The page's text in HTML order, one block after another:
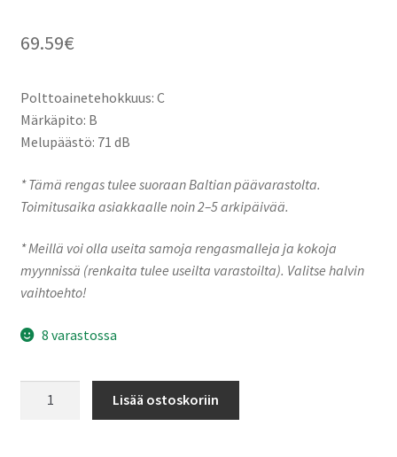
69.59€
Polttoainetehokkuus: C
Märkäpito: B
Melupäästö: 71 dB
* Tämä rengas tulee suoraan Baltian päävarastolta.
Toimitusaika asiakkaalle noin 2–5 arkipäivää.
* Meillä voi olla useita samoja rengasmalleja ja kokoja
myynnissä (renkaita tulee useilta varastoilta). Valitse halvin
vaihtoehto!
8 varastossa
Lisää ostoskoriin